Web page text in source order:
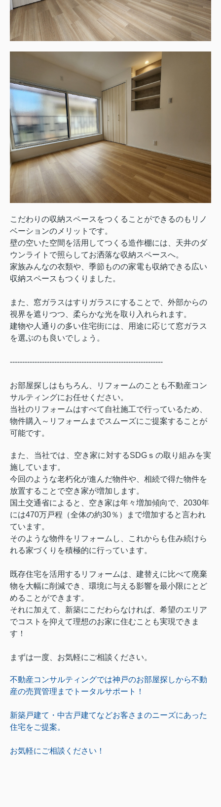
こだわりの収納スペースをつくることができるのもリノ
ベーションのメリットです。
壁の空いた空間を活用してつくる造作棚には、天井のダ
ウンライトで照らしてお洒落な収納スペースへ。
家族みんなの衣類や、季節ものの家電も収納できる広い
収納スペースもつくりました。
また、窓ガラスはすりガラスにすることで、外部からの
視界を遮りつつ、柔らかな光を取り入れられます。
建物や人通りの多い住宅街には、用途に応じて窓ガラス
を選ぶのも良いでしょう。
--------------------------------------------------------------
お部屋探しはもちろん、リフォームのことも不動産コン
サルティングにお任せください。
当社のリフォームはすべて自社施工で行っているため、
物件購入～リフォームまでスムーズにご提案することが
可能です。
また、当社では、空き家に対するSDG ｓの取り組みを実
施しています。
今回のような老朽化が進んだ物件や、相続で得た物件を
放置することで空き家が増加します。
国土交通省によると、空き家は年々増加傾向で、2030年
には470万戸程（全体の約30％）まで増加すると言われ
ています。
そのような物件をリフォームし、これからも住み続けら
れる家づくりを積極的に行っています。
既存住宅を活用するリフォームは、建替えに比べて廃棄
物を大幅に削減でき、環境に与える影響を最小限にとど
めることができます。
それに加えて、新築にこだわらなければ、希望のエリア
でコストを抑えて理想のお家に住むことも実現できま
す！
まずは一度、お気軽にご相談ください。
不動産コンサルティングでは神戸のお部屋探しから不動
産の売買管理までトータルサポート！
新築戸建て・中古戸建てなどお客さまのニーズにあった
住宅をご提案。
お気軽にご相談ください！